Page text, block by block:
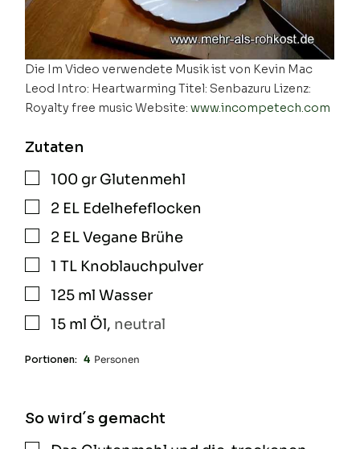
Die Im Video verwendete Musik ist von Kevin Mac
Leod Intro: Heartwarming Titel: Senbazuru Lizenz:
Royalty free music Website:www.incompetech.com
Zutaten
▢
100 gr Glutenmehl
▢
2 EL Edelhefeflocken
▢
2 EL Vegane Brühe
▢
1 TL Knoblauchpulver
▢
125 ml Wasser
▢
15 ml Öl, neutral
Portionen: 4 Personen
So wird´s gemacht